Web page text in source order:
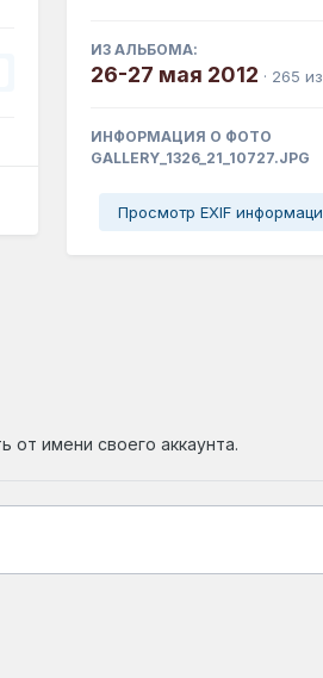
ИЗ АЛЬБОМА:
26-27 мая 2012 · 265
ИНФОРМАЦИЯ О ФОТО
GALLERY_1326_21_10727.JPG
Просмотр EXIF
от имени своего аккаунта.